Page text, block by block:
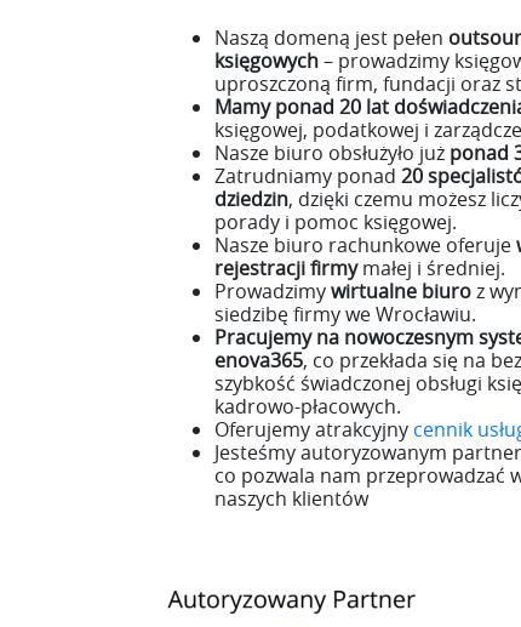
Naszą domeną jest pełen
księgowych– prowadzimy
uproszczoną firm, fundacji oraz
Mamy ponad 20 lat
księgowej, podatkowej i
Nasze biuro obsłużyło już ponad
Zatrudniamy ponad 20
dziedzin, dzięki czemu możesz
porady i pomoc księgowej.
Nasze biuro rachunkowe oferuje
rejestracji firmymałej i średniej.
Prowadzimywirtualne biuroz
siedzibę firmy we Wrocławiu.
Pracujemy na nowoczesnym
enova365, co przekłada się na
szybkość świadczonej obsługi
kadrowo-płacowych.
Oferujemy atrakcyjny cennik
Jesteśmy autoryzowanym
co pozwala nam przeprowadzać
naszych klientów